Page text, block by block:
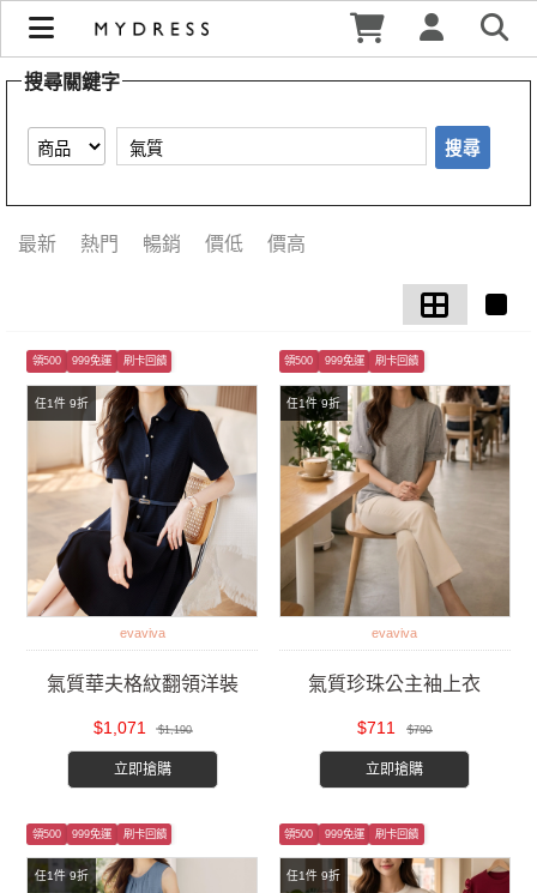
【氣質】搜尋結果 | MYDRESS 時裳韓風
搜尋關鍵字
搜尋
最新 熱門 暢銷 價低 價高
任1件 9折
領500 999免運 刷卡回饋
evaviva
氣質華夫格紋翻領洋裝
$1,071 $1,190
立即搶購
任1件 9折
領500 999免運 刷卡回饋
evaviva
氣質珍珠公主袖上衣
$711 $790
立即搶購
任1件 9折
領500 999免運 刷卡回饋
任1件 9折
領500 999免運 刷卡回饋